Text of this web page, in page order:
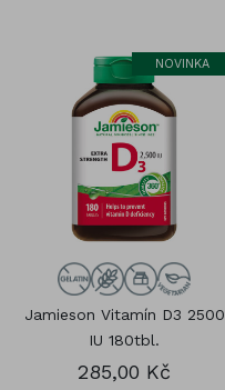
NOVINKA
Jamieson Vitamín D3 2500
IU 180tbl.
285,00 Kč